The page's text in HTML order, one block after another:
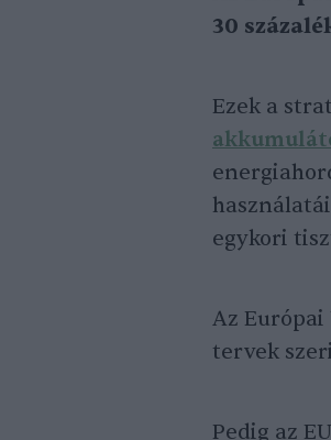
30
Ezek a
egykori
Az
tervek
Pedig az